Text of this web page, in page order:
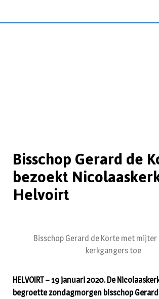
Bisschop Gerard de
bezoekt
Helvoirt
Bisschop Gerard de Korte met mijter
kerkgangers toe
HELVOIRT – 19 januari 2020. De
begroette zondagmorgen bisschop